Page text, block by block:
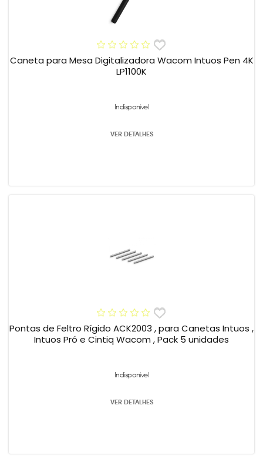
Caneta para Mesa Digitalizadora Wacom Intuos Pen 4K
LP1100K
Indisponível
VER DETALHES
Pontas de Feltro Rígido ACK2003 , para Canetas Intuos ,
Intuos Pró e Cintiq Wacom , Pack 5 unidades
Indisponível
VER DETALHES